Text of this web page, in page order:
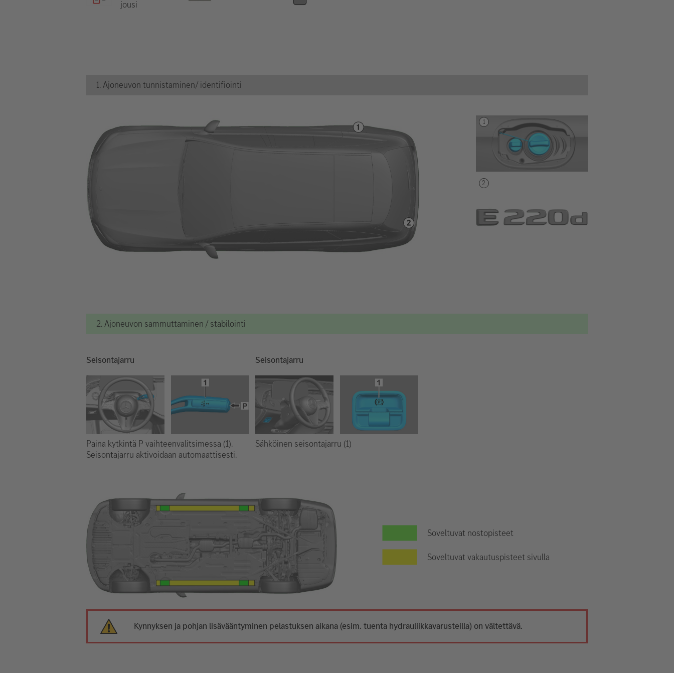
jousi
1. Ajoneuvon tunnistaminen/ identifiointi
2. Ajoneuvon sammuttaminen / stabilointi
Seisontajarru
Paina kytkintä P vaihteenvalitsimessa (1).
Seisontajarru aktivoidaan automaattisesti.
Seisontajarru
Sähköinen seisontajarru (1)
Soveltuvat nostopisteet
Soveltuvat vakautuspisteet sivulla
Kynnyksen ja pohjan lisävääntyminen pelastuksen aikana (esim. tuenta hydrauliikkavarusteilla) on vältettävä.